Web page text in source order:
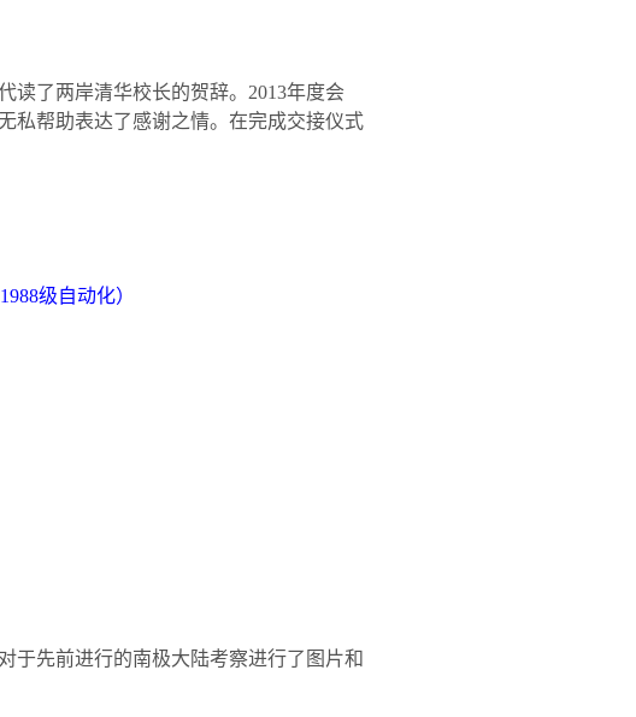
读了两岸清华校长的贺辞。 2013年度会
私帮助表达了感谢之情。在完成交接仪式
1988级自动化）
于先前进行的南极大陆考察进行了图片和